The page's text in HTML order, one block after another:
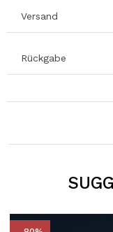
Versand
Rückgabe